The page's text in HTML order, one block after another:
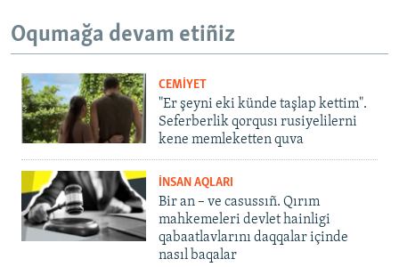
Oqumağa devam etiñiz
CEMİYET
"Er şeyni eki künde taşlap kettim".
Seferberlik qorqusı rusiyelilerni
kene memleketten quva
İNSAN AQLARI
Bir an – ve casussıñ. Qırım
mahkemeleri devlet hainligi
qabaatlavlarını daqqalar içinde
nasıl baqalar